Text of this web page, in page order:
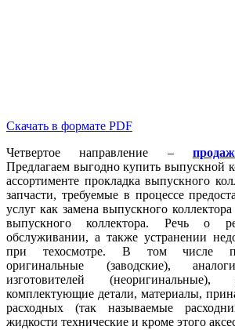
Скачать в формате PDF
Четвертое направление –
Предлагаем выгодно купить выпускной
ассортименте прокладка выпускного
запчасти, требуемые в процессе
услуг как замена выпускного
выпускного коллектора. Речь о
обслуживании, а также устранении
при техосмотре. В том числе
оригинальные (заводские),
изготовителей
комплектующие детали, материалы,
расходных (так называемые
жидкости технические и кроме этого